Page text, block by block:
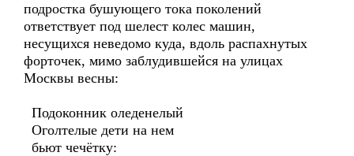
подростка бушующего тока поколений
ответствует под шелест колес машин,
несущихся неведомо куда, вдоль распахнутых
форточек, мимо заблудившейся на улицах
Москвы весны:
Подоконник оледенелый
Оголтелые дети на нем
бьют чечётку: